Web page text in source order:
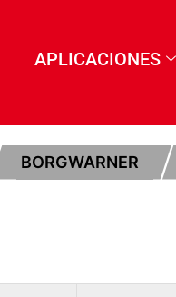
APLICACIONES
BORGWARNER